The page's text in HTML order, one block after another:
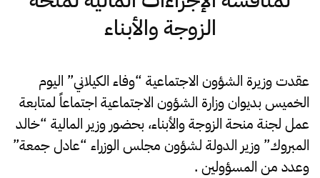
الزوجة والأبناء
عقدت وزيرة الشؤون الاجتماعية “وفاء الكيلاني” اليوم
الخميس بديوان وزارة الشؤون الاجتماعية اجتماعاً لمتابعة
عمل لجنة منحة الزوجة والأبناء، بحضور وزير المالية “خالد
المبروك” وزير الدولة لشؤون مجلس الوزراء “عادل جمعة”
وعدد من المسؤولين .